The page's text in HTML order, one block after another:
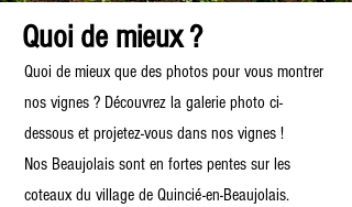
Quoi de mieux ?
Quoi de mieux que des photos pour vous montrer
nos vignes ? Découvrez la galerie photo ci-
dessous et projetez-vous dans nos vignes !
Nos Beaujolais sont en fortes pentes sur les
coteaux du village de Quincié-en-Beaujolais.